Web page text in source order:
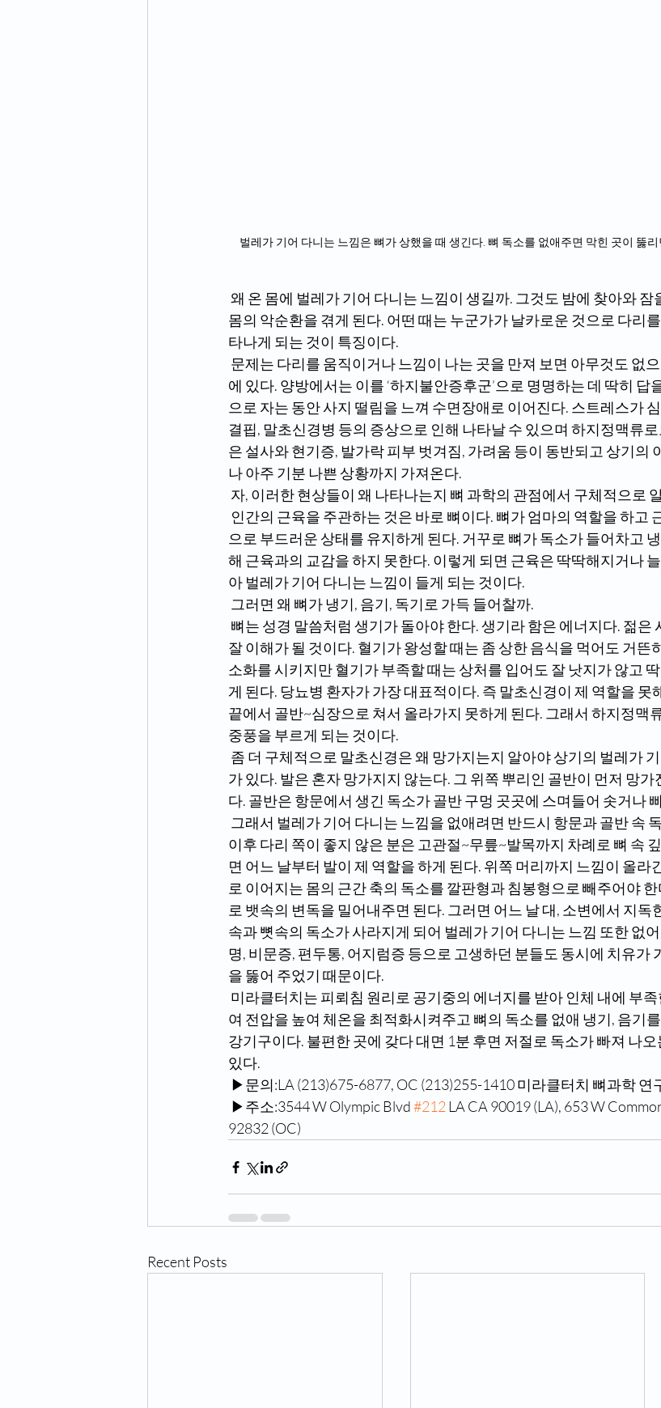
벌레가 기어 다니는 느낌은 뼈가 상했을 때 생긴다. 뼈 독소를 없애주면 막힌 곳이 뚫
몸의 악순환을 겪게 된다. 어떤 때는 누군가가 날카로운 것으로 다리
타나게 되는 것이 특징이다.
에 있다. 양방에서는 이를 ‘하지불안증후군’으로 명명하는 데 딱히 답
으로 자는 동안 사지 떨림을 느껴 수면장애로 이어진다. 스트레스가
결핍, 말초신경병 등의 증상으로 인해 나타날 수 있으며 하지정맥류
은 설사와 현기증, 발가락 피부 벗겨짐, 가려움 등이 동반되고 상기의
나 아주 기분 나쁜 상황까지 가져온다.
자, 이러한 현상들이 왜 나타나는지 뼈 과학의 관점에서 구체적으로
으로 부드러운 상태를 유지하게 된다. 거꾸로 뼈가 독소가 들어차고
해 근육과의 교감을 하지 못한다. 이렇게 되면 근육은 딱딱해지거나
아 벌레가 기어 다니는 느낌이 들게 되는 것이다.
그러면 왜 뼈가 냉기, 음기, 독기로 가득 들어찰까.
잘 이해가 될 것이다. 혈기가 왕성할 때는 좀 상한 음식을 먹어도 거뜬
소화를 시키지만 혈기가 부족할 때는 상처를 입어도 잘 낫지가 않고
게 된다. 당뇨병 환자가 가장 대표적이다. 즉 말초신경이 제 역할을 못
끝에서 골반~심장으로 쳐서 올라가지 못하게 된다. 그래서 하지정맥
중풍을 부르게 되는 것이다.
가 있다. 발은 혼자 망가지지 않는다. 그 위쪽 뿌리인 골반이 먼저 망
다. 골반은 항문에서 생긴 독소가 골반 구멍 곳곳에 스며들어 솟거나
이후 다리 쪽이 좋지 않은 분은 고관절~무릎~발목까지 차례로 뼈 속
면 어느 날부터 발이 제 역할을 하게 된다. 위쪽 머리까지 느낌이 올라
로 이어지는 몸의 근간 축의 독소를 깔판형과 침봉형으로 빼주어야
로 뱃속의 변독을 밀어내주면 된다. 그러면 어느 날 대, 소변에서 지독
속과 뼛속의 독소가 사라지게 되어 벌레가 기어 다니는 느낌 또한 없
명, 비문증, 편두통, 어지럼증 등으로 고생하던 분들도 동시에 치유가
을 뚫어 주었기 때문이다.
여 전압을 높여 체온을 최적화시켜주고 뼈의 독소를 없애 냉기, 음기
강기구이다. 불편한 곳에 갖다 대면 1분 후면 저절로 독소가 빠져 나
있다.
▶문의:LA (213)675-6877, OC (213)255-1410 미라클터치 뼈과학 연
▶주소:3544 W Olympic Blvd #212 LA CA 90019 (LA), 653 W
92832 (OC)
Recent Posts